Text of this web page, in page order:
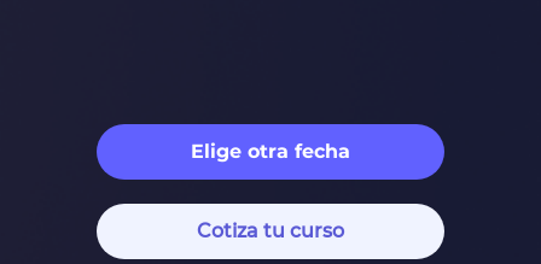
Cotiza tu curso
Elige otra fecha